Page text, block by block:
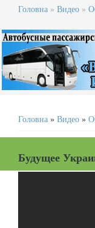
Головна » Видео »
Головна » Видео »
Будущее